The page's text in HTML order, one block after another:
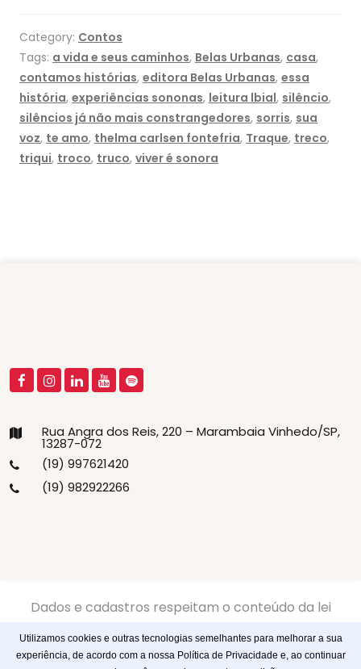
Category: Contos
Tags: a vida e seus caminhos, Belas Urbanas, casa,
contamos histórias, editora Belas Urbanas, essa
história, experiências sononas, leitura lbial, silêncio,
silêncios já não mais constrangedores, sorris, sua
voz, te amo, thelma carlsen fontefria, Traque, treco,
triqui, troco, truco, viver é sonora
Rua Angra dos Reis, 220 – Marambaia Vinhedo/SP,
13287-072
(19) 997621420
(19) 982922266
Dados e cadastros respeitam o conteúdo da lei
13.709/2018 LGPD -
Politíca de Privacidade
Politíca de
Cookies
Utilizamos cookies e outras tecnologias semelhantes para melhorar a sua
experiência, de acordo com a nossa Política de Privacidade e, ao continuar